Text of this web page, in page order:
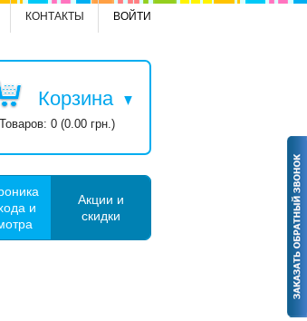
ВОЙТИ
КОНТАКТЫ
Корзина
Товаров: 0 (0.00 грн.)
и
Акции и
скидки